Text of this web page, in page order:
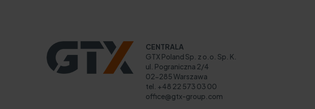
CENTRALA
GTX Poland Sp. z o.o. Sp. K.
ul. Pograniczna 2/4
02-285 Warszawa
tel. +48 22 573 03 00
office@gtx-group.com